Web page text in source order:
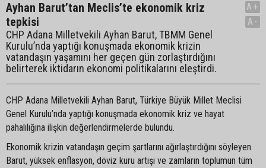
Ayhan Barut’tan Meclis’te ekonomik kriz
tepkisi
CHP Adana Milletvekili Ayhan Barut, TBMM Genel
Kurulu’nda yaptığı konuşmada ekonomik krizin
vatandaşın yaşamını her geçen gün zorlaştırdığını
belirterek iktidarın ekonomi politikalarını eleştirdi.
A+
A-
CHP Adana Milletvekili Ayhan Barut, Türkiye Büyük Millet Meclisi
Genel Kurulu’nda yaptığı konuşmada ekonomik kriz ve hayat
pahalılığına ilişkin değerlendirmelerde bulundu.
Ekonomik krizin vatandaşın geçim şartlarını ağırlaştırdığını söyleyen
Barut, yüksek enflasyon, döviz kuru artışı ve zamların toplumun tüm